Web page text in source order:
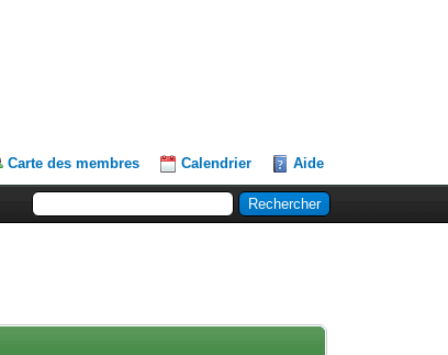
Carte des membres Calendrier Aide